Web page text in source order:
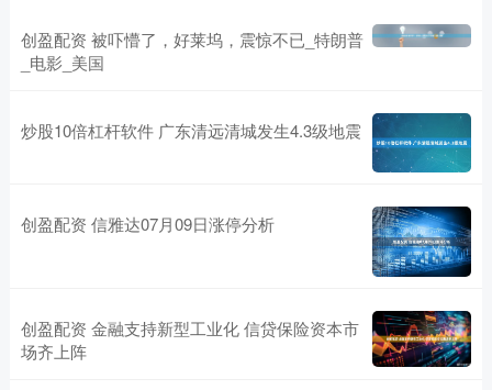
创盈配资 被吓懵了，好莱坞，震惊不已_特朗普
_电影_美国
炒股10倍杠杆软件 广东清远清城发生4.3级地震
创盈配资 信雅达07月09日涨停分析
创盈配资 金融支持新型工业化 信贷保险资本市
场齐上阵